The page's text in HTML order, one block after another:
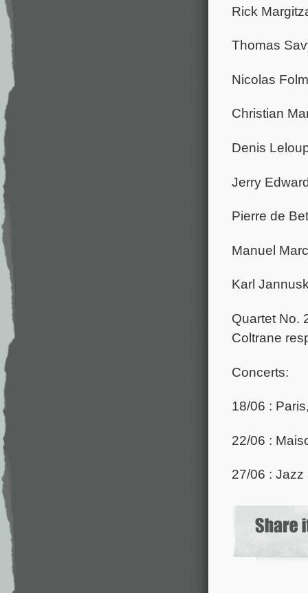
Rick
Thomas
Nicolas
Christian
Denis
Jerry
Pierre de
Manuel
Karl
Quartet No.
Coltrane
Concerts:
18/06 :
22/06 :
27/06 :